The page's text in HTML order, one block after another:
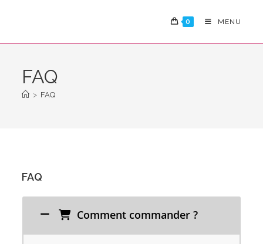
0 MENU
FAQ
> FAQ
FAQ
Comment commander ?